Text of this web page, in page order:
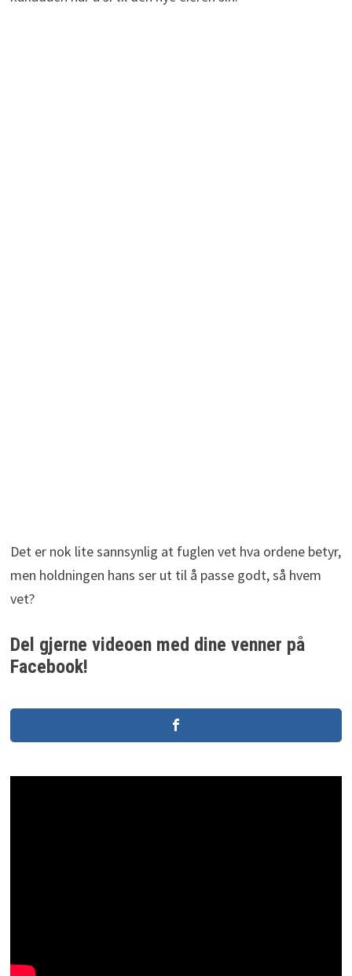
Det er nok lite sannsynlig at fuglen vet hva ordene betyr,
men holdningen hans ser ut til å passe godt, så hvem
vet?
Del gjerne videoen med dine venner på
Facebook!